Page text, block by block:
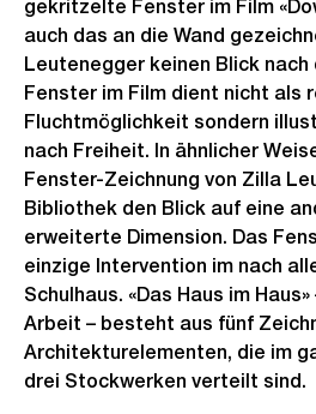
gekritzelte Fenster im Film
auch das an die Wand
Leutenegger keinen Blick nach
Fenster im Film dient nicht als
Fluchtmöglichkeit sondern
nach Freiheit. In ähnlicher
Fenster-Zeichnung von Zilla
Bibliothek den Blick auf eine
erweiterte Dimension. Das
einzige Intervention im nach
Schulhaus. «Das Haus im
Arbeit – besteht aus fünf
Architekturelementen, die im
drei Stockwerken verteilt sind.